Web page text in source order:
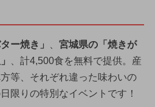
ー焼き」
宮城県の「焼きが
、計4,500食を無料で提供。産
等、それぞれ違った味わいの
限りの特別なイベントです！